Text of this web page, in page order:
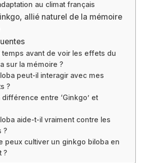
au climat français
allié naturel de la mémoire
temps avant de voir les effets du
sur la mémoire ?
peut-il interagir avec mes
?
différence entre ‘Ginkgo’ et
aide-t-il vraiment contre les
?
peux cultiver un ginkgo biloba en
?